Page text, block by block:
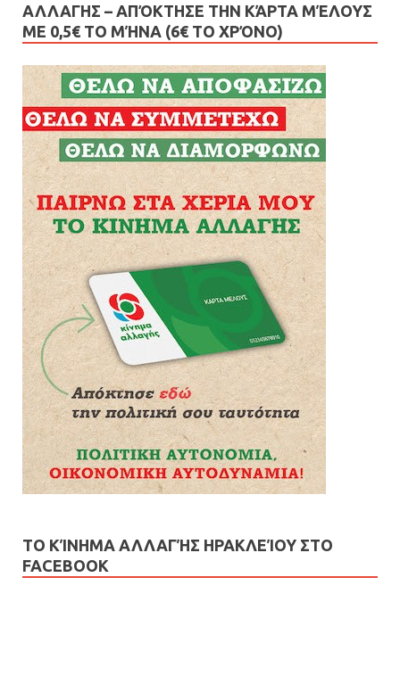
ΑΛΛΑΓΗΣ – AΠΌΚΤΗΣΕ ΤΗΝ ΚΆΡΤΑ ΜΈΛΟΥΣ
ΜΕ 0,5€ ΤΟ ΜΉΝΑ (6€ ΤΟ ΧΡΌΝΟ)
ΤΟ ΚΊΝΗΜΑ ΑΛΛΑΓΉΣ ΗΡΑΚΛΕΊΟΥ ΣΤΟ
FACEBOOK